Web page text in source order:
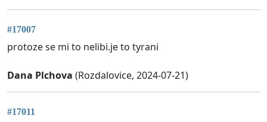
#17007
protoze se mi to nelibi.je to tyrani
Dana Plchova (Rozdalovice, 2024-07-21)
#17011